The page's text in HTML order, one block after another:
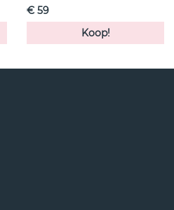
€ 59
Koop!